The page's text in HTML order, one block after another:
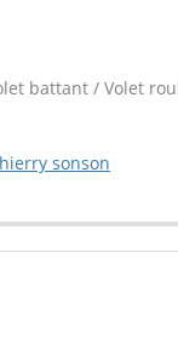
battant / Volet
sonson